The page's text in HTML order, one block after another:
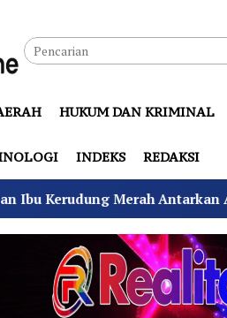
HUKUM DAN KRIMINAL
INDEKS REDAKSI
Antarkan Amir Hamzah